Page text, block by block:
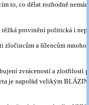
to, co dělat rozhodně
těžká provinění politická i
zločincům a šílencům
zvráceností a zlotřilostí
je napořád velikým